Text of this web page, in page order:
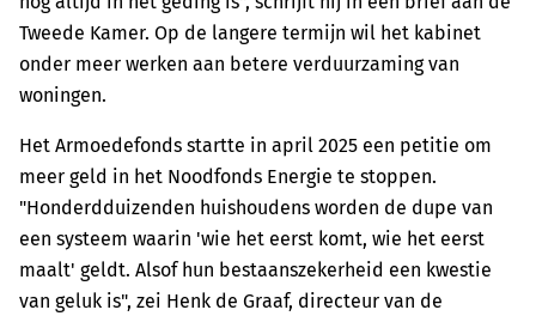
Tweede Kamer. Op de langere termijn wil het kabinet
onder meer werken aan betere verduurzaming van
woningen.
Het Armoedefonds startte in april 2025 een petitie om
meer geld in het Noodfonds Energie te stoppen.
"Honderdduizenden huishoudens worden de dupe van
een systeem waarin 'wie het eerst komt, wie het eerst
maalt' geldt. Alsof hun bestaanszekerheid een kwestie
van geluk is", zei Henk de Graaf, directeur van de